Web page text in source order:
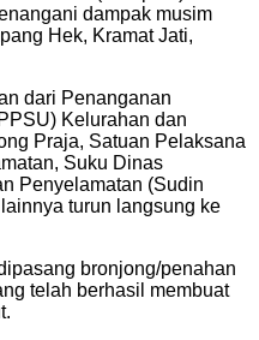
dampak musim
Hek, Kramat Jati,
dari Penanganan
Kelurahan dan
Praja, Satuan Pelaksana
Suku Dinas
Penyelamatan (Sudin
turun langsung ke
bronjong/penahan
telah berhasil membuat